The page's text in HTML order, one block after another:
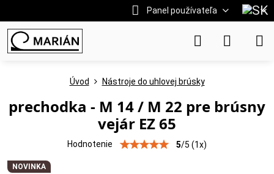
Panel používateľa
NOVINKA
Úvod Nástroje do uhlovej brúsky
prechodka - M 14 / M 22 pre brúsny
vejár EZ 65
Hodnotenie 5/5 (1x)